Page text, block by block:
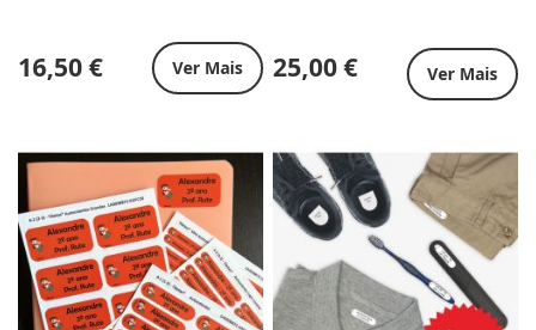
16,50 € Ver Mais 25,00 € Ver Mais